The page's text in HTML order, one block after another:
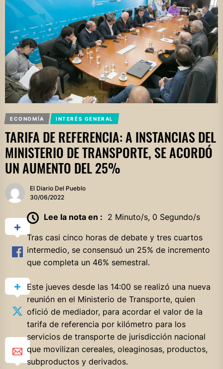
ECONOMÍA INTERÉS GENERAL
TARIFA DE REFERENCIA: A INSTANCIAS DEL
MINISTERIO DE TRANSPORTE, SE ACORDÓ
UN AUMENTO DEL 25%
El Diario Del Pueblo
30/06/2022
Lee la nota en : 2 Minuto/s, 0 Segundo/s
Tras casi cinco horas de debate y tres cuartos
intermedio, se consensuó un 25% de incremento
que completa un 46% semestral.
Este jueves desde las 14:00 se realizó una nueva
reunión en el Ministerio de Transporte, quien
ofició de mediador, para acordar el valor de la
tarifa de referencia por kilómetro para los
servicios de transporte de jurisdicción nacional
que movilizan cereales, oleaginosas, productos,
subproductos y derivados.